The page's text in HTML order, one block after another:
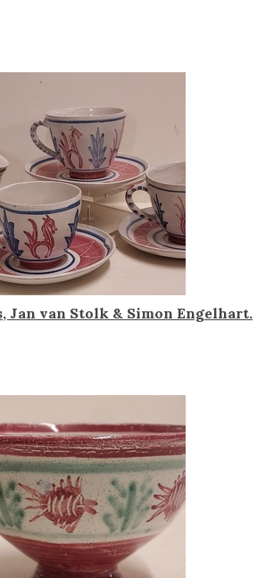
Jan van Stolk & Simon Engelhart.